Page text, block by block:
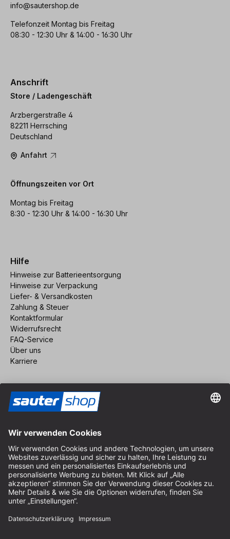
info@sautershop.de
Telefonzeit Montag bis Freitag
08:30 - 12:30 Uhr & 14:00 - 16:30 Uhr
Anschrift
Store / Ladengeschäft
Arzbergerstraße 4
82211 Herrsching
Deutschland
Anfahrt
Öffnungszeiten vor Ort
Montag bis Freitag
8:30 - 12:30 Uhr & 14:00 - 16:30 Uhr
Hilfe
Hinweise zur Batterieentsorgung
Hinweise zur Verpackung
Liefer- & Versandkosten
Zahlung & Steuer
Kontaktformular
Widerrufsrecht
FAQ-Service
Über uns
Karriere
Impressum
AGB
Datenschutz
Cookie-Einstellungen
© 2026 sauter GmbH